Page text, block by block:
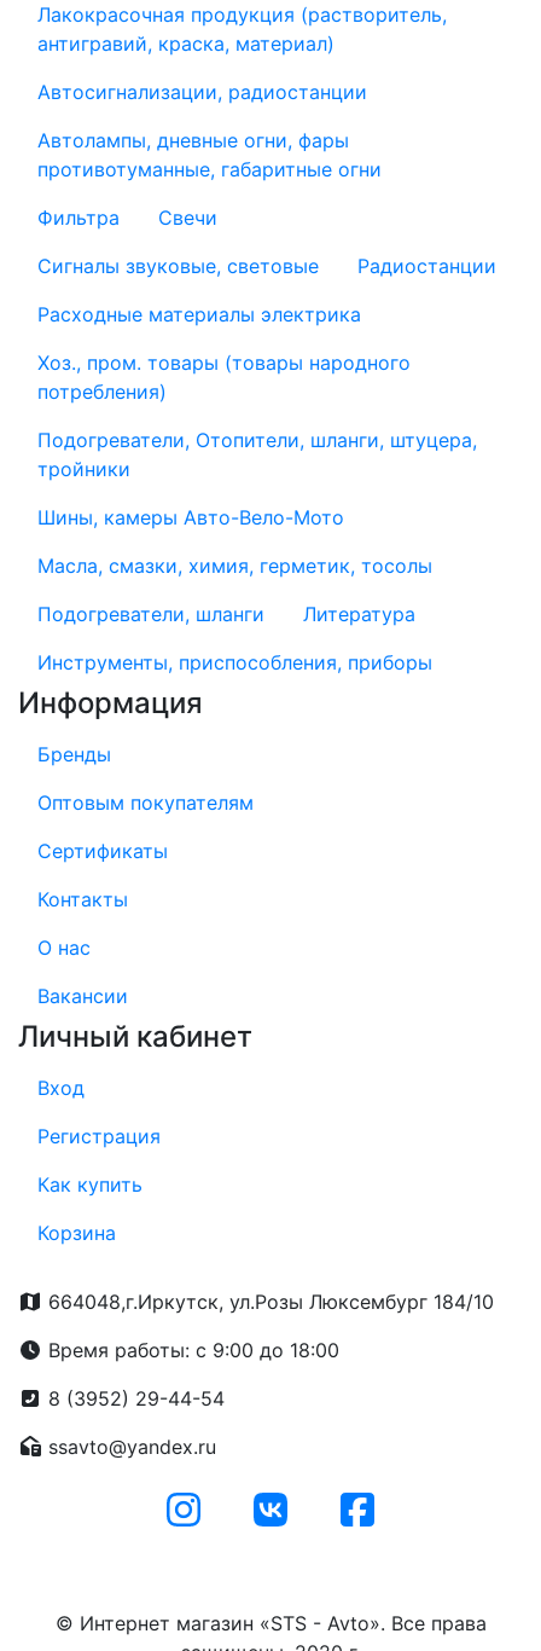
Лакокрасочная продукция (растворитель,
антигравий, краска, материал)
Автосигнализации, радиостанции
Автолампы, дневные огни, фары
противотуманные, габаритные огни
Фильтра
Свечи
Сигналы звуковые, световые
Радиостанции
Расходные материалы электрика
Хоз., пром. товары (товары народного
потребления)
Подогреватели, Отопители, шланги, штуцера,
тройники
Шины, камеры Авто-Вело-Мото
Масла, смазки, химия, герметик, тосолы
Подогреватели, шланги
Литература
Инструменты, приспособления, приборы
Информация
Бренды
Оптовым покупателям
Сертификаты
Контакты
О нас
Вакансии
Личный кабинет
Вход
Регистрация
Как купить
Корзина
664048,г.Иркутск, ул.Розы Люксембург 184/10
Время работы: с 9:00 до 18:00
8 (3952) 29-44-54
ssavto@yandex.ru
© Интернет магазин «STS - Avto». Все права